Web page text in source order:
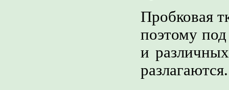
Пробковая
поэтому
и
разлагаются.